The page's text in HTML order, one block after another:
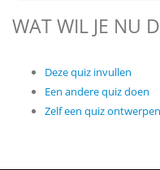
WAT WIL JE NU
Deze quiz invullen
Een andere quiz doen
Zelf een quiz ontwerpen